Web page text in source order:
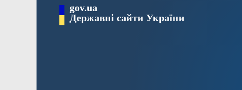
Перейти gov.ua
Державні сайти України